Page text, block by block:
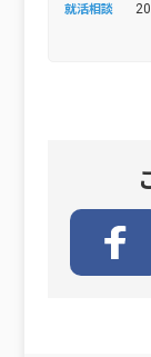
就活相談